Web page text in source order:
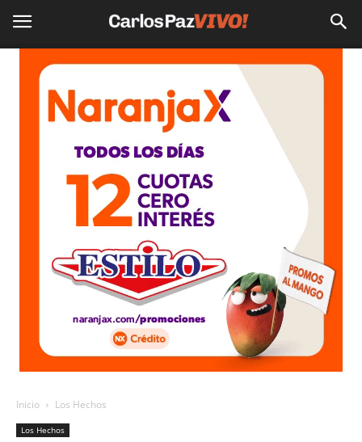
Inicio Los Hechos
Los Hechos